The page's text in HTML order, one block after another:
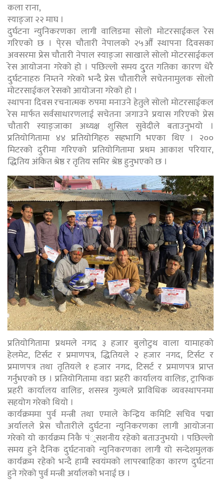
कला राना,
स्याङ्जा २२ माघ ।
दुर्घटना न्युनिकरणका लागी वालिङमा सोलो मोटरसाईकल रेस
गरिएको छ । पे्रस चौतारी नेपालको २५औँ स्थापना दिवसका
अवसरमा प्रेस चौतारी नेपाल स्याङ्जा साखाले सोलो मोटरसाईकल
रेस आयोजना गरेको हो । पछिल्लो समय दु्रत गतिका कारण धेरै
दुर्घटनाहरु निम्तने गरेको भन्दै प्रेस चौतारीले सचेतनामुलक सोलो
मोटरसाईकल रेसको आयोजना गरेको हो ।
स्थापना दिवस रचनात्मक रुपमा मनाउने हेतुले सोलो मोटरसाईकल
रेस मार्फत सर्वसाधारणलाई सचेतना जगाउने प्रयास गरिएको प्रेस
चौतारी स्याङ्जाका अध्यक्ष शुसिल सुवेदीले बताउनुभयो ।
प्रतियोगितामा ४४ प्रतियोगिहरु सहभागि भएका थिए । २००
मिटरको दुरीमा गरिएको प्रतियोगितामा प्रथम आकाश परियार,
द्धितिय अंकित श्रेष्ठ र तृतिय समिर श्रेष्ठ हुनुभएको छ ।
प्रतियोगितामा प्रथमले नगद ३ हजार बुलोटुथ वाला यामाहको
हेलमेट, टिर्सट र प्रमाणपत्र, द्धितियले २ हजार नगद, टिर्सट र
प्रमाणपत्र तथा तृतियले १ हजार नगद, टिसर्ट र प्रमाणपत्र प्राप्त
गर्नुभएको छ । प्रतियोगितामा वडा प्रहरी कार्यालय वालिङ, ट्राफिक
प्रहरी कार्यालय वालिङ, शसस्त्र गुल्मले प्राविधिक व्यवस्थापनमा
सहयोग गरेको थियो ।
कार्यक्रममा पुर्व मन्त्री तथा एमाले केन्द्रिय कमिटि सचिव पद्मा
अर्यालले प्रेस चौतारीले दुर्घटना न्युनिकरणका लागी आयोजना
गरेको यो कार्यक्रम निकै पं्रसशनीय रहेको बताउनुभयो । पछिल्लो
समय हुने दैनिक दुर्घटनाको न्युनिकरणका लागी यो सन्देशमुलक
कार्यक्रम रहेको भन्दै हामी स्वयंमको लापरबाहिका कारण दुर्घटना
हुने गरेको पुर्व मन्त्री अर्यालको भनाई छ ।